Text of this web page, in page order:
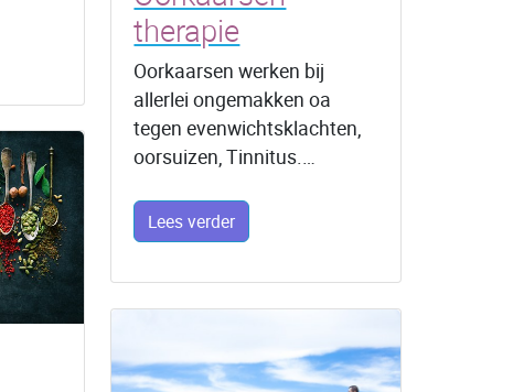
therapie
Oorkaarsen werken bij
allerlei ongemakken oa
tegen evenwichtsklachten,
oorsuizen, Tinnitus.…
Lees verder